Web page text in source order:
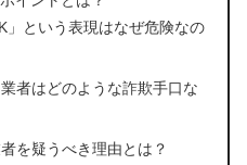
」という表現はなぜ危険なの
者はどのような詐欺手口な
を疑うべき理由とは？